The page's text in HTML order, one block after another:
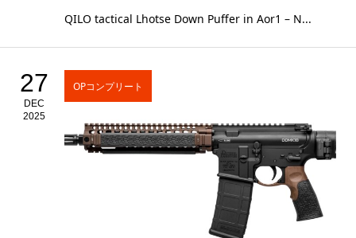
QILO tactical Lhotse Down Puffer in Aor1 – N...
27
DEC
2025
OPコンプリート